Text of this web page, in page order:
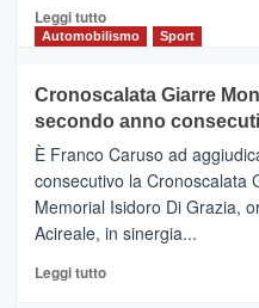
Gusto,
il
tra
sapori
vicoli
medievali
Leggi tuttoLeggi
di
Mondello
(Palermo)
–
“E
adesso
Pasta
–
Sicilia
Automobilismo Sport
Cronoscalata Giarre
secondo anno
È Franco Caruso ad
consecutivo la Cronoscalata
Memorial Isidoro Di Grazia,
Acireale, in sinergia...
Leggi tuttoLeggi